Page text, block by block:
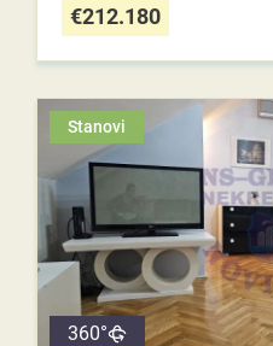
€212.180
Stanovi
360°